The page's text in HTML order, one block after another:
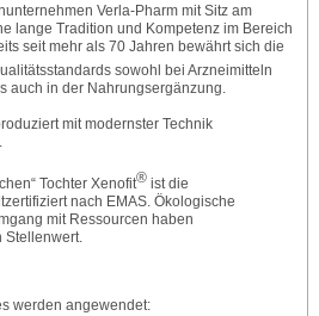
Verla-Pharm mit Sitz am
lange Tradition und Kompetenz im Bereich
seit mehr als 70 Jahren bewährt sich die
sowohl bei Arzneimitteln
auch in der Nahrungsergänzung.
mit modernster Technik
Tochter Xenofit®ist die
nach EMAS. Ökologische
mit Ressourcen haben
werden angewendet: